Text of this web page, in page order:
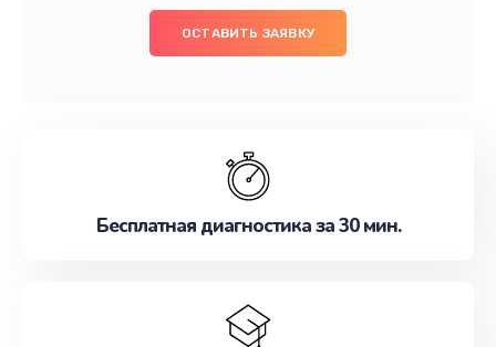
ОСТАВИТЬ ЗАЯВКУ
Бесплатная диагностика за 30 мин.